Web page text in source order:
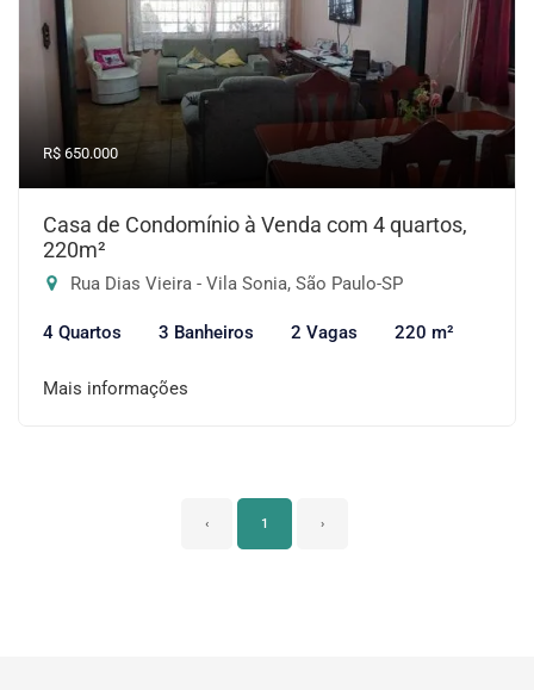
R$ 650.000
Casa de Condomínio à Venda com 4 quartos,
220m²
Rua Dias Vieira - Vila Sonia, São Paulo-SP
4 Quartos 3 Banheiros 2 Vagas 220 m²
Mais informações
‹ 1 ›